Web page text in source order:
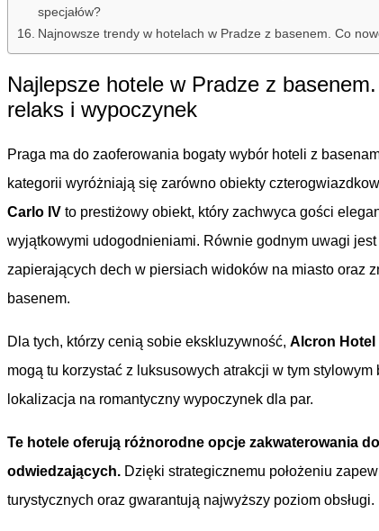
specjałów?
Najnowsze trendy w hotelach w Pradze z basenem. Co
Najlepsze hotele w Pradze z
relaks i wypoczynek
Praga ma do zaoferowania bogaty wybór hoteli z
kategorii wyróżniają się zarówno obiekty
Carlo IV to prestiżowy obiekt, który zachwyca gości
wyjątkowymi udogodnieniami. Równie godnym uwagi jest
zapierających dech w piersiach widoków na miasto oraz
basenem.
Dla tych, którzy cenią sobie ekskluzywność, Alcron Hotel
mogą tu korzystać z luksusowych atrakcji w tym
lokalizacja na romantyczny wypoczynek dla par.
Te hotele oferują różnorodne opcje zakwaterowania
odwiedzających. Dzięki strategicznemu położeniu
turystycznych oraz gwarantują najwyższy poziom obsługi.